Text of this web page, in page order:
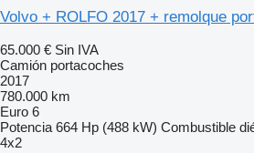
Volvo + ROLFO 2017 + remolque
65.000 € Sin IVA
Camión portacoches
2017
780.000 km
Euro 6
Potencia 664 Hp (488 kW) Combustible
4x2